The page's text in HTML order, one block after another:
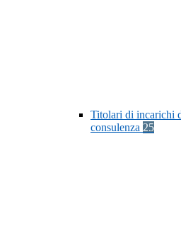
Titolari di incarichi
consulenza 25